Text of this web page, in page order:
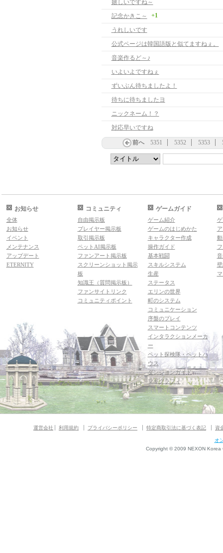
嬉しいですね～
記念かきこ～
+1
うれしいです
公式ページは韓国語版と似てますねぇ。
音楽作るど～♪
いよいよですねぇ
ずいぶん待ちましたよ！
待ちに待ちましたヨ
ニックネーム！？
対応早いですね
前へ 5351 5352 5353
お知らせ
全体
お知らせ
イベント
メンテナンス
アップデート
ETERNITY
コミュニティ
自由掲示板
プレイヤー掲示板
取引掲示板
ペットAI掲示板
ファンアート掲示板
スクリーンショット掲示
板
知識王（質問掲示板）
ファンサイトリンク
コミュニティポイント
ゲームガイド
ゲーム紹介
ゲームのはじめかた
キャラクター作成
操作ガイド
基本戦闘
スキルシステム
生産
ステータス
エリンの世界
町のシステム
コミュニケーション
序盤のプレイ
スマートコンテンツ
インタラクションメーカ
ー
ペット探検隊・ペットハ
ウス
ダンジョンガイド
マギグラフィ
運営会社 利用規約 プライバシーポリシー 特定商取引法に基づく表記 資
オ
Copyright © 2009 NEXON Korea